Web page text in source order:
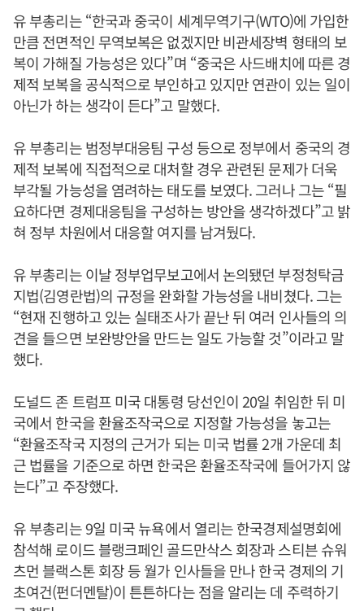
유 부총리는 “한국과 중국이 세계무역기구(WTO)에 가입한
만큼 전면적인 무역보복은 없겠지만 비관세장벽 형태의 보
복이 가해질 가능성은 있다”며 “중국은 사드배치에 따른 경
제적 보복을 공식적으로 부인하고 있지만 연관이 있는 일이
아닌가 하는 생각이 든다”고 말했다.
유 부총리는 범정부대응팀 구성 등으로 정부에서 중국의 경
제적 보복에 직접적으로 대처할 경우 관련된 문제가 더욱
부각될 가능성을 염려하는 태도를 보였다. 그러나 그는 “필
요하다면 경제대응팀을 구성하는 방안을 생각하겠다”고 밝
혀 정부 차원에서 대응할 여지를 남겨뒀다.
유 부총리는 이날 정부업무보고에서 논의됐던 부정청탁금
지법(김영란법)의 규정을 완화할 가능성을 내비쳤다. 그는
“현재 진행하고 있는 실태조사가 끝난 뒤 여러 인사들의 의
견을 들으면 보완방안을 만드는 일도 가능할 것”이라고 말
했다.
도널드 존 트럼프 미국 대통령 당선인이 20일 취임한 뒤 미
국에서 한국을 환율조작국으로 지정할 가능성을 놓고는
“환율조작국 지정의 근거가 되는 미국 법률 2개 가운데 최
근 법률을 기준으로 하면 한국은 환율조작국에 들어가지 않
는다”고 주장했다.
유 부총리는 9일 미국 뉴욕에서 열리는 한국경제설명회에
참석해 로이드 블랭크페인 골드만삭스 회장과 스티븐 슈워
츠먼 블랙스톤 회장 등 월가 인사들을 만나 한국 경제의 기
초여건(펀더멘탈)이 튼튼하다는 점을 알리는 데 주력하기